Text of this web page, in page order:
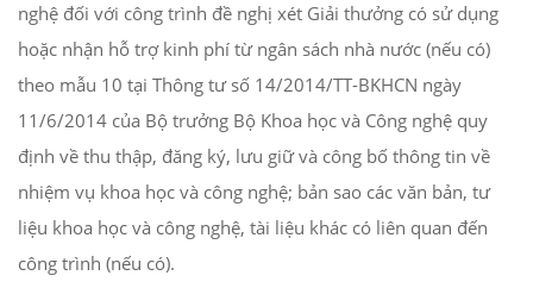
nghệ đối với công trình đề nghị xét Giải thưởng có sử dụng
hoặc nhận hỗ trợ kinh phí từ ngân sách nhà nước (nếu có)
theo mẫu 10 tại Thông tư số 14/2014/TT-BKHCN ngày
11/6/2014 của Bộ trưởng Bộ Khoa học và Công nghệ quy
định về thu thập, đăng ký, lưu giữ và công bố thông tin về
nhiệm vụ khoa học và công nghệ; bản sao các văn bản, tư
liệu khoa học và công nghệ, tài liệu khác có liên quan đến
công trình (nếu có).